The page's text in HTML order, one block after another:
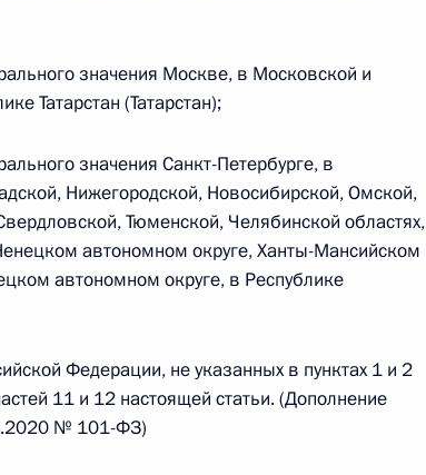
г. № 267-ФЗ
№ 251-ФЗ
значения Москве, в Московской и
Татарстан (Татарстан);
значения Санкт-Петербурге, в
Нижегородской, Новосибирской, Омской,
Тюменской, Челябинской областях,
автономном округе, Ханты-Мансийском
автономном округе, в Республике
Федерации, не указанных в пунктах 1 и 2
11 и 12 настоящей статьи. (Дополнение
№ 101-ФЗ)